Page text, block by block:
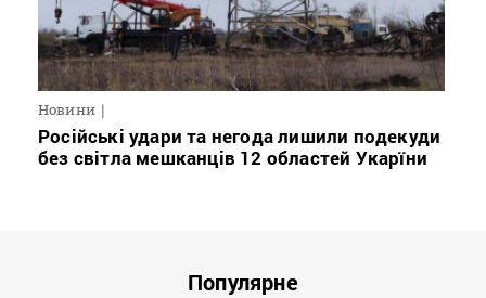
Новини
Російські удари та негода лишили подекуди
без світла мешканців 12 областей Укарїни
Популярне